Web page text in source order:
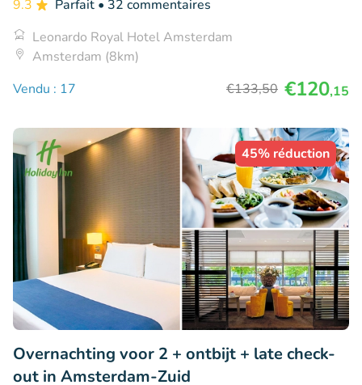
9.3 Parfait • 32 commentaires
Leonardo Royal Hotel Amsterdam
Amsterdam (8km)
Vendu : 17
€133,50 €120,15
45% réduction
Overnachting voor 2 + ontbijt + late check-
out in Amsterdam-Zuid